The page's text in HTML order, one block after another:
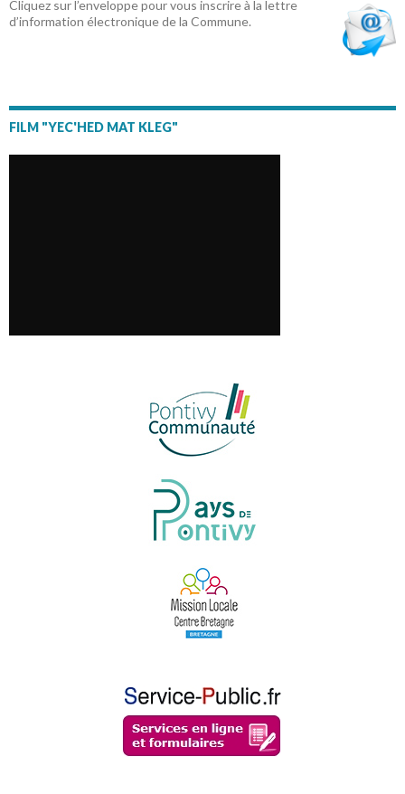
Cliquez sur l’enveloppe pour vous inscrire à la lettre
d’information électronique de la Commune.
FILM "YEC'HED MAT KLEG"